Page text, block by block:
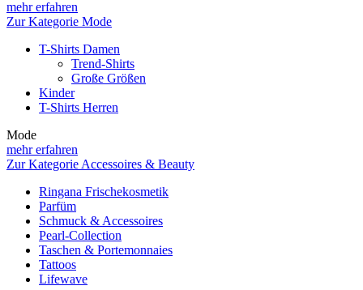
mehr erfahren
Zur Kategorie Mode
T-Shirts Damen
Trend-Shirts
Große Größen
Kinder
T-Shirts Herren
Mode
mehr erfahren
Zur Kategorie Accessoires & Beauty
Ringana Frischekosmetik
Parfüm
Schmuck & Accessoires
Pearl-Collection
Taschen & Portemonnaies
Tattoos
Lifewave